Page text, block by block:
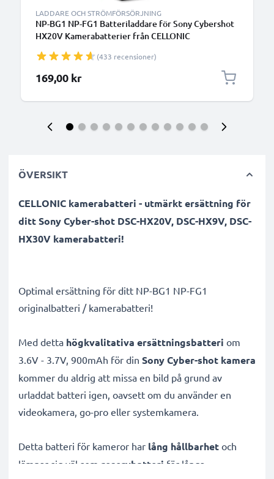
LADDARE OCH STRÖMFÖRSÖRJNING
NP-BG1 NP-FG1 Batteriladdare för Sony Cybershot
HX20V Kamerabatterier från CELLONIC
(433 recensioner)
169,00 kr
ÖVERSIKT
CELLONIC kamerabatteri - utmärkt ersättning för
ditt Sony Cyber-shot DSC-HX20V, DSC-HX9V, DSC-
HX30V kamerabatteri!
Optimal ersättning för ditt NP-BG1 NP-FG1
originalbatteri / kamerabatteri!
Med detta högkvalitativa ersättningsbatteri om
3.6V - 3.7V, 900mAh för din Sony Cyber-shot kamera
kommer du aldrig att missa en bild på grund av
urladdat batteri igen, oavsett om du använder en
videokamera, go-pro eller systemkamera.
Detta batteri för kameror har lång hållbarhet och
lämpar sig väl som reservbatteri för långa